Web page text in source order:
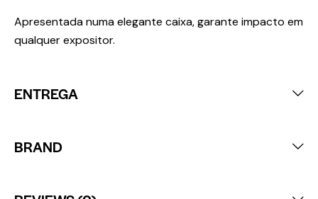
Apresentada numa elegante caixa, garante impacto em
qualquer expositor.
ENTREGA
BRAND